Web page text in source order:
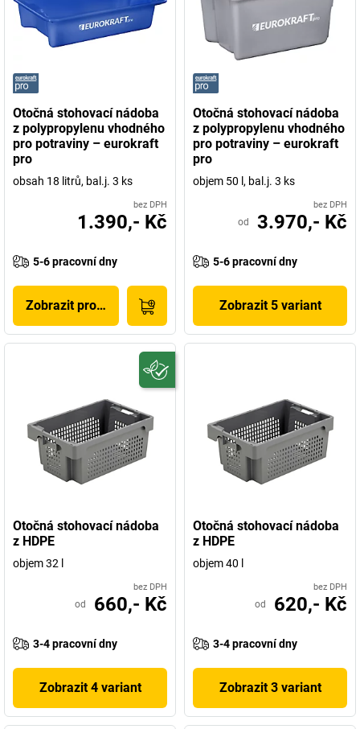
Otočná stohovací nádoba
z polypropylenu vhodného
pro potraviny – eurokraft
pro
obsah 18 litrů, bal.j. 3 ks
bez DPH
1.390,- Kč
5-6 pracovní dny
Zobrazit produkt
Otočná stohovací nádoba
z polypropylenu vhodného
pro potraviny – eurokraft
pro
objem 50 l, bal.j. 3 ks
bez DPH
od 3.970,- Kč
5-6 pracovní dny
Zobrazit 5 variant
Otočná stohovací nádoba
z HDPE
objem 32 l
bez DPH
od 660,- Kč
3-4 pracovní dny
Zobrazit 4 variant
Otočná stohovací nádoba
z HDPE
objem 40 l
bez DPH
od 620,- Kč
3-4 pracovní dny
Zobrazit 3 variant